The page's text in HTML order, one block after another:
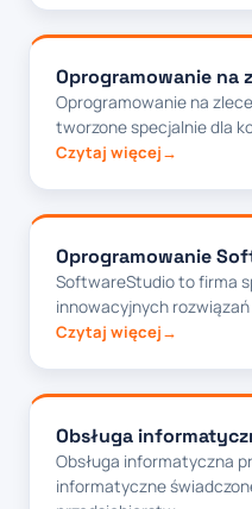
Oprogramowanie na
Oprogramowanie na
tworzone specjalnie dla
Czytaj więcej
Oprogramowanie
SoftwareStudio to firma
innowacyjnych
Czytaj więcej
Obsługa
Obsługa informatyczna
informatyczne